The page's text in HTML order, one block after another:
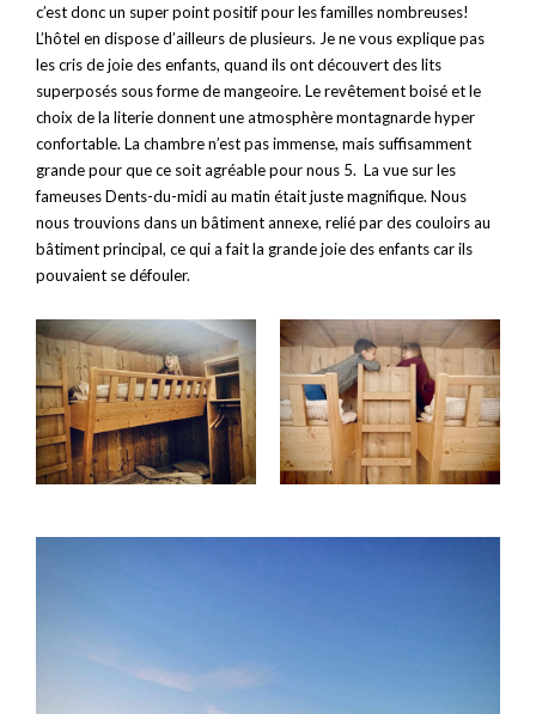
c’est donc un super point positif pour les familles nombreuses!
L’hôtel en dispose d’ailleurs de plusieurs. Je ne vous explique pas
les cris de joie des enfants, quand ils ont découvert des lits
superposés sous forme de mangeoire. Le revêtement boisé et le
choix de la literie donnent une atmosphère montagnarde hyper
confortable. La chambre n’est pas immense, mais suffisamment
grande pour que ce soit agréable pour nous 5. La vue sur les
fameuses Dents-du-midi au matin était juste magnifique. Nous
nous trouvions dans un bâtiment annexe, relié par des couloirs au
bâtiment principal, ce qui a fait la grande joie des enfants car ils
pouvaient se défouler.